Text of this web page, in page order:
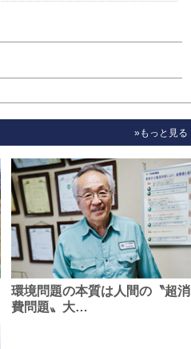
»もっと見る
環境問題の本質は人間の〝超消
費問題〟大…